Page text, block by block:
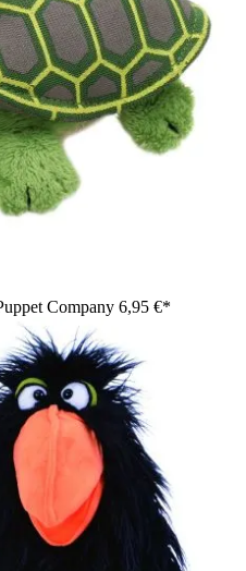
Company 6,95 €*